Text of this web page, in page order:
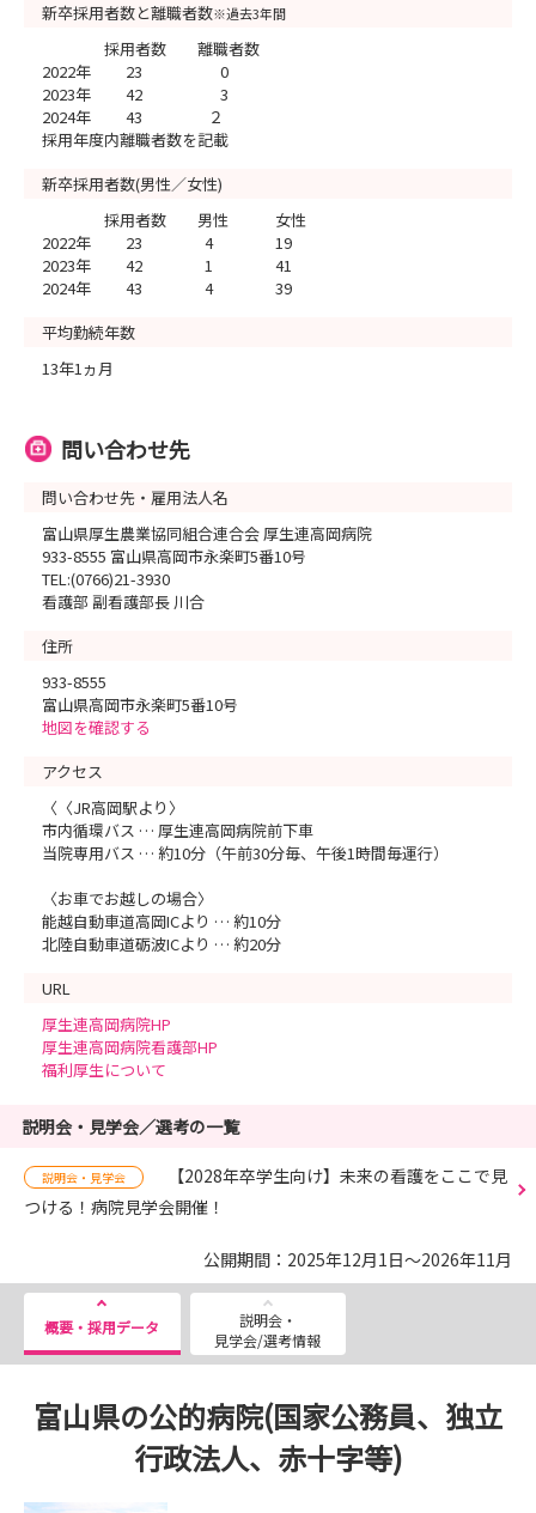
新卒採用者数と離職者数※過去3年間
採用者数 離職者数
2022年 23 0
2023年 42 3
2024年 43 ２
採用年度内離職者数を記載
新卒採用者数(男性／女性)
採用者数 男性 女性
2022年 23 4 19
2023年 42 1 41
2024年 43 4 39
平均勤続年数
13年1ヵ月
問い合わせ先
問い合わせ先・雇用法人名
富山県厚生農業協同組合連合会 厚生連高岡病院
933-8555 富山県高岡市永楽町5番10号
TEL:(0766)21-3930
看護部 副看護部長 川合
住所
933-8555
富山県高岡市永楽町5番10号
地図を確認する
アクセス
〈〈JR高岡駅より〉
市内循環バス … 厚生連高岡病院前下車
当院専用バス … 約10分（午前30分毎、午後1時間毎運行）
〈お車でお越しの場合〉
能越自動車道高岡ICより … 約10分
北陸自動車道砺波ICより … 約20分
URL
厚生連高岡病院HP
厚生連高岡病院看護部HP
福利厚生について
説明会・見学会／選考の一覧
説明会・見学会
【2028年卒学生向け】未来の看護をここで見
つける！病院見学会開催！
公開期間：2025年12月1日～2026年11月
概要・採用データ
説明会・
見学会/選考情報
富山県の公的病院(国家公務員、独立
行政法人、赤十字等)